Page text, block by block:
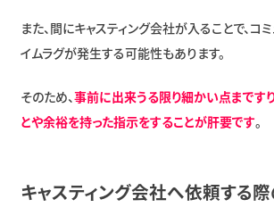
また、間にキャスティング会社が入ることで、コ
イムラグが発生する可能性もあります。
そのため、事前に出来うる限り細かい点まです
とや余裕を持った指示をすることが肝要です。
キャスティング会社へ依頼する